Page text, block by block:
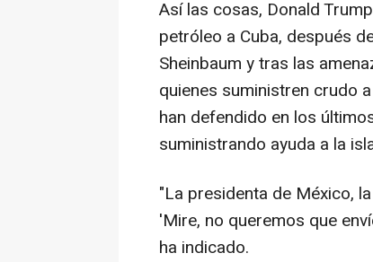
Así las cosas, Donald
petróleo a Cuba, después
Sheinbaum y tras las
quienes suministren crudo
han defendido en los
suministrando ayuda a la
"La presidenta de México,
'Mire, no queremos que
ha indicado.